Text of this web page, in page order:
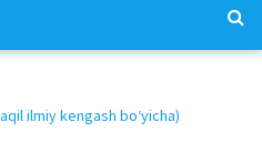
ilmiy kengash bo‘yicha)